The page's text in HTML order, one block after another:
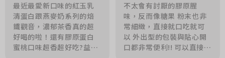
最近最愛新口味的紅玉乳
清蛋白跟燕麥奶系列的焙
鐵觀音，濃郁茶香真的超
好喝的啦！還有膠原蛋白
蜜桃口味超香超好吃?益生
不太會有討厭的膠原腥
味，反而像糖果 粉末也非
常細緻，直接就口吃就可
以 外出型的包裝與貼心開
口都非常便利!! 可以直接放